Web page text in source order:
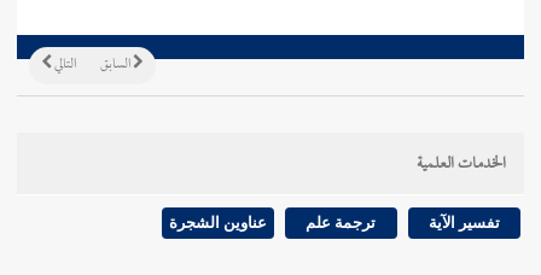
التالي السابق
الخدمات العلمية
تفسير الآية ترجمة علم عناوين الشجرة